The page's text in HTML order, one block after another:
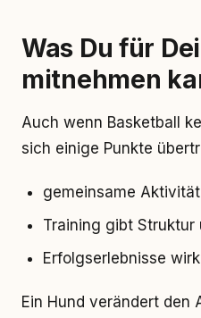
Was Du für
mitnehmen
Auch wenn Basketball
sich einige Punkte
gemeinsame
Training gibt Struktur
Erfolgserlebnisse
Ein Hund verändert den